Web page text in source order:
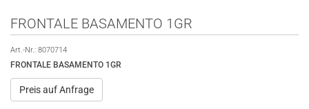
FRONTALE BASAMENTO 1GR
Art.-Nr.: 8070714
FRONTALE BASAMENTO 1GR
Preis auf Anfrage